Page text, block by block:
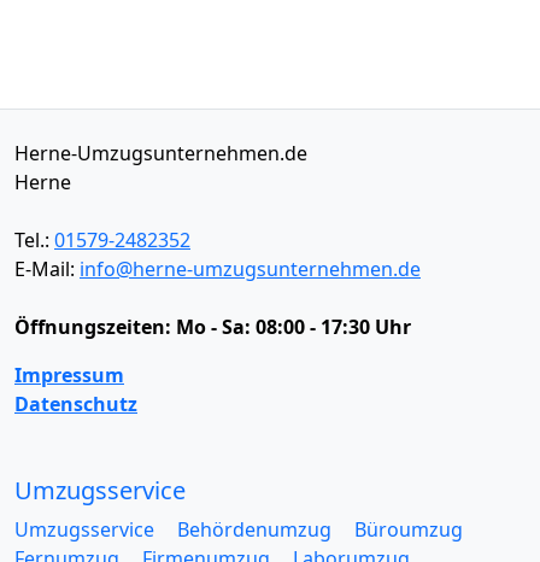
Herne-Umzugsunternehmen.de
Herne
Tel.: 01579-2482352
E-Mail: info@herne-umzugsunternehmen.de
Öffnungszeiten: Mo - Sa: 08:00 - 17:30 Uhr
Impressum
Datenschutz
Umzugsservice
Umzugsservice Behördenumzug
Büroumzug